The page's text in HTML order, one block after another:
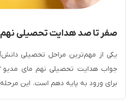
کامل ثبت‌نام
یکی از مهم‌ترین مراحل تحصیلی
برای ورود به پایه دهم است. این
و خانواده‌ها اهمیت زیادی دارد،